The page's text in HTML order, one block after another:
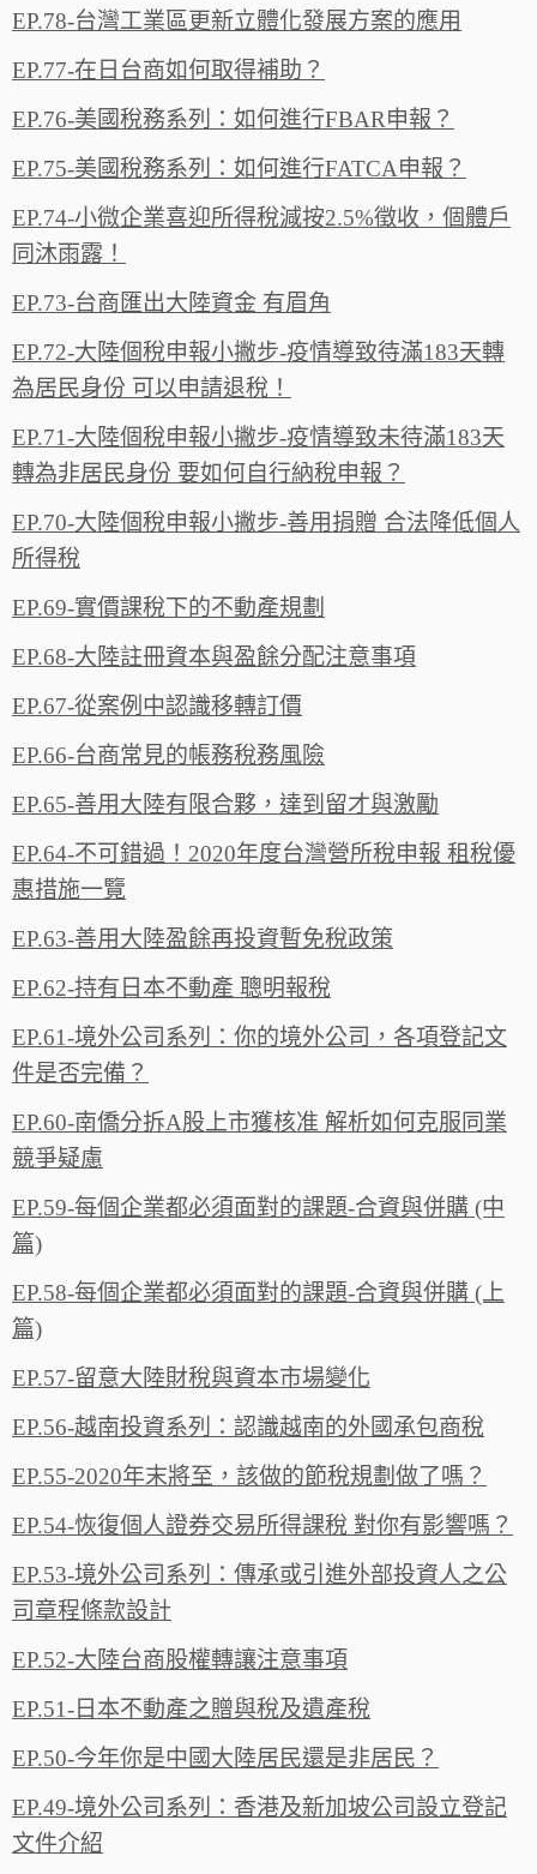
EP.78-台灣工業區更新立體化發展方案的應用
EP.77-在日台商如何取得補助？
EP.76-美國稅務系列：如何進行FBAR申報？
EP.75-美國稅務系列：如何進行FATCA申報？‬
EP.74-小微企業喜迎所得稅減按2.5%徵收，個體戶
同沐雨露‪！‬
EP.73-台商匯出大陸資金 有眉角
EP.72-大陸個稅申報小撇步-疫情導致待滿183天轉
為居民身份 可以申請退稅！
EP.71-大陸個稅申報小撇步-疫情導致未待滿183天
轉為非居民身份 要如何自行納稅申報？
EP.70-大陸個稅申報小撇步-善用捐贈 合法降低個人
所得稅
EP.69-實價課稅下的不動產規劃
EP.68-大陸註冊資本與盈餘分配注意事項
EP.67-從案例中認識移轉訂價
EP.66-台商常見的帳務稅務風險‬‬
EP.65-善用大陸有限合夥，達到留才與激‪勵‬‬
EP.64-不可錯過！2020年度台灣營所稅申報 租稅優
惠措施一‪覽‬
EP.63-善用大陸盈餘再投資暫免稅政策
EP.62-持有日本不動產 聰明報稅
EP.61-境外公司系列：你的境外公司，各項登記文
件是否完備？
EP.60-南僑分拆A股上市獲核准 解析如何克服同業
競爭疑慮
EP.59-每個企業都必須面對的課題-合資與併購 (中
篇)
EP.58-每個企業都必須面對的課題-合資與併購 (上
篇)
EP.57-留意大陸財稅與資本市場變化
EP.56-越南投資系列：認識越南的外國承包商稅
EP.55-2020年末將至，該做的節稅規劃做了嗎？
EP.54-恢復個人證券交易所得課稅 對你有影響嗎？
EP.53-境外公司系列：傳承或引進外部投資人之公
司章程條款設計
EP.52-大陸台商股權轉讓注意事項
EP.51-日本不動產之贈與稅及遺產稅
EP.50-今年你是中國大陸居民還是非居民？
EP.49-境外公司系列：香港及新加坡公司設立登記
文件介紹